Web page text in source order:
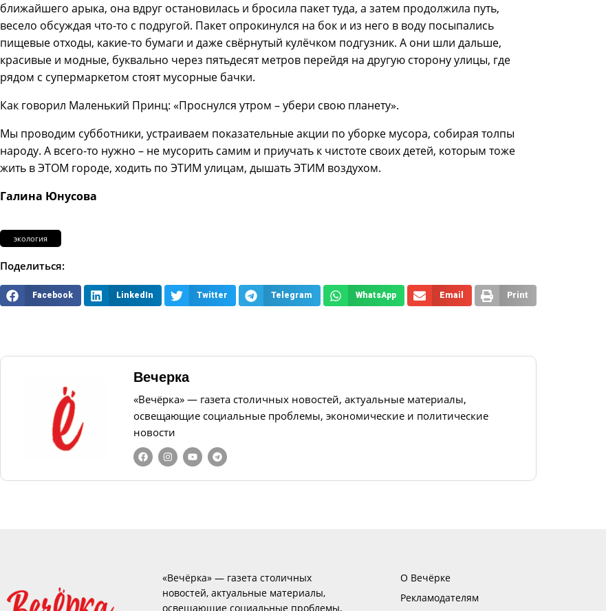
ближайшего арыка, она вдруг остановилась и бросила пакет туда, а затем продолжила путь,
весело обсуждая что-то с подругой. Пакет опрокинулся на бок и из него в воду посыпались
пищевые отходы, какие-то бумаги и даже свёрнутый кулёчком подгузник. А они шли дальше,
красивые и модные, буквально через пятьдесят метров перейдя на другую сторону улицы, где
рядом с супермаркетом стоят мусорные бачки.
Как говорил Маленький Принц: «Проснулся утром – убери свою планету».
Мы проводим субботники, устраиваем показательные акции по уборке мусора, собирая толпы
народу. А всего-то нужно – не мусорить самим и приучать к чистоте своих детей, которым тоже
жить в ЭТОМ городе, ходить по ЭТИМ улицам, дышать ЭТИМ воздухом.
Галина Юнусова
экология
Поделиться:
Facebook LinkedIn Twitter Telegram WhatsApp Email Print
Вечерка
«Вечёрка» — газета столичных новостей, актуальные материалы,
освещающие социальные проблемы, экономические и политические
новости
«Вечёрка» — газета столичных
новостей, актуальные материалы,
освещающие социальные проблемы,
О Вечёрке
Рекламодателям